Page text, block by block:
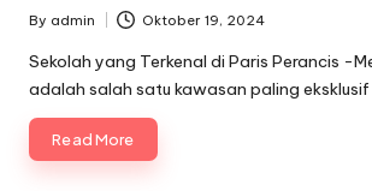
Posted
by
By admin Oktober 19, 2024
Sekolah yang Terkenal di Paris Perancis -
adalah salah satu kawasan paling
Read More